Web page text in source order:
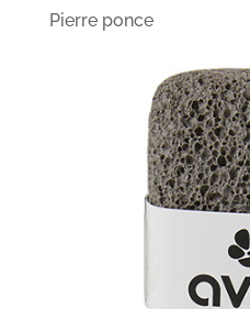
Pierre ponce